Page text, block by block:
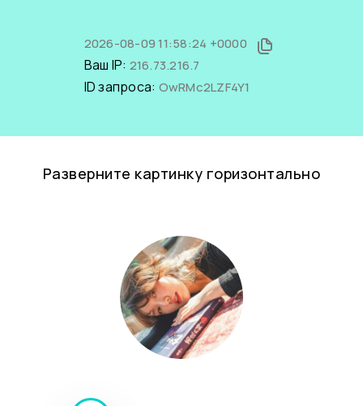
2026-08-09 11:58:24 +0000
Ваш IP: 216.73.216.7
ID запроса: OwRMc2LZF4Y1
Разверните картинку горизонтально